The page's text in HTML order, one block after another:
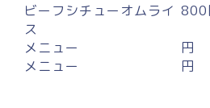
ビーフシチューオムライ
ス
800
メニュー
円
メニュー
円